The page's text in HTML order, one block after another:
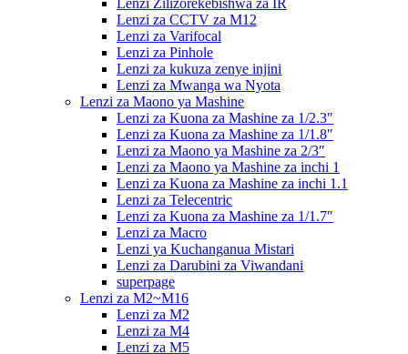
Lenzi Zilizorekebishwa za IR
Lenzi za CCTV za M12
Lenzi za Varifocal
Lenzi za Pinhole
Lenzi za kukuza zenye injini
Lenzi za Mwanga wa Nyota
Lenzi za Maono ya Mashine
Lenzi za Kuona za Mashine za 1/2.3″
Lenzi za Kuona za Mashine za 1/1.8″
Lenzi za Maono ya Mashine za 2/3″
Lenzi za Maono ya Mashine za inchi 1
Lenzi za Kuona za Mashine za inchi 1.1
Lenzi za Telecentric
Lenzi za Kuona za Mashine za 1/1.7″
Lenzi za Macro
Lenzi ya Kuchanganua Mistari
Lenzi za Darubini za Viwandani
superpage
Lenzi za M2~M16
Lenzi za M2
Lenzi za M4
Lenzi za M5